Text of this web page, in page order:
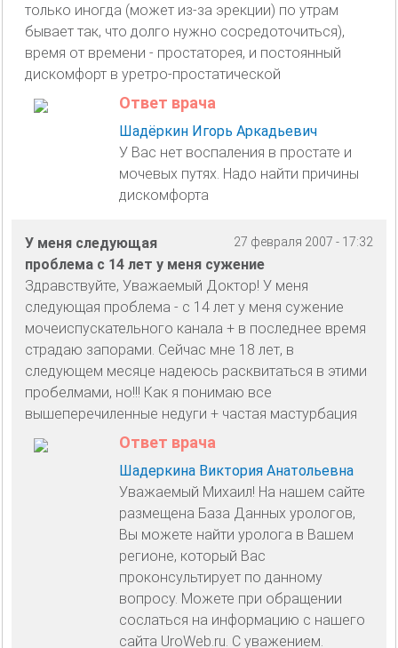
только иногда (может из-за эрекции) по утрам
бывает так, что долго нужно сосредоточиться),
время от времени - простаторея, и постоянный
дискомфорт в уретро-простатической
Ответ врача
Шадёркин Игорь Аркадьевич
У Вас нет воспаления в простате и
мочевых путях. Надо найти причины
дискомфорта
27 февраля 2007 - 17:32
У меня следующая
проблема с 14 лет у меня сужение
Здравствуйте, Уважаемый Доктор! У меня
следующая проблема - с 14 лет у меня сужение
мочеиспускательного канала + в последнее время
страдаю запорами. Сейчас мне 18 лет, в
следующем месяце надеюсь расквитаться в этими
пробелмами, но!!! Как я понимаю все
вышеперечиленные недуги + частая мастурбация
Ответ врача
Шадеркина Виктория Анатольевна
Уважаемый Михаил! На нашем сайте
размещена База Данных урологов,
Вы можете найти уролога в Вашем
регионе, который Вас
проконсультирует по данному
вопросу. Можете при обращении
сослаться на информацию с нашего
сайта UroWeb.ru. С уважением.